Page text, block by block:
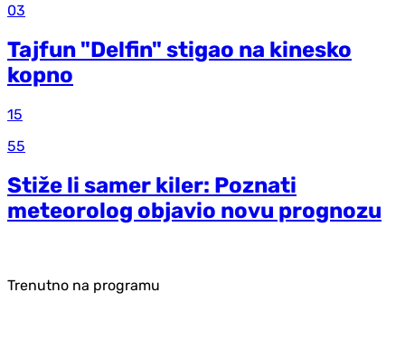
03
Tajfun "Delfin" stigao na kinesko
kopno
15
55
Stiže li samer kiler: Poznati
meteorolog objavio novu prognozu
Trenutno na programu